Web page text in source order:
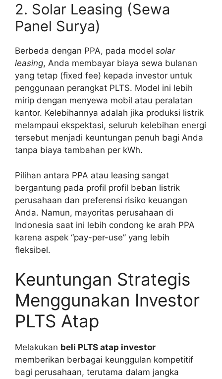
2. Solar Leasing (Sewa
Panel Surya)
Berbeda dengan PPA, pada model solar
leasing, Anda membayar biaya sewa bulanan
yang tetap (fixed fee) kepada investor untuk
penggunaan perangkat PLTS. Model ini lebih
mirip dengan menyewa mobil atau peralatan
kantor. Kelebihannya adalah jika produksi listrik
melampaui ekspektasi, seluruh kelebihan energi
tersebut menjadi keuntungan penuh bagi Anda
tanpa biaya tambahan per kWh.
Pilihan antara PPA atau leasing sangat
bergantung pada profil profil beban listrik
perusahaan dan preferensi risiko keuangan
Anda. Namun, mayoritas perusahaan di
Indonesia saat ini lebih condong ke arah PPA
karena aspek “pay-per-use” yang lebih
fleksibel.
Keuntungan Strategis
Menggunakan Investor
PLTS Atap
Melakukan beli PLTS atap investor
memberikan berbagai keunggulan kompetitif
bagi perusahaan, terutama dalam jangka